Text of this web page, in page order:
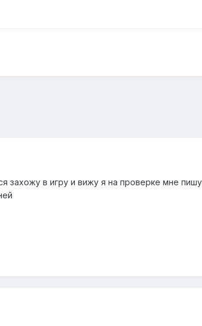
захожу в игру и вижу я на проверке мне